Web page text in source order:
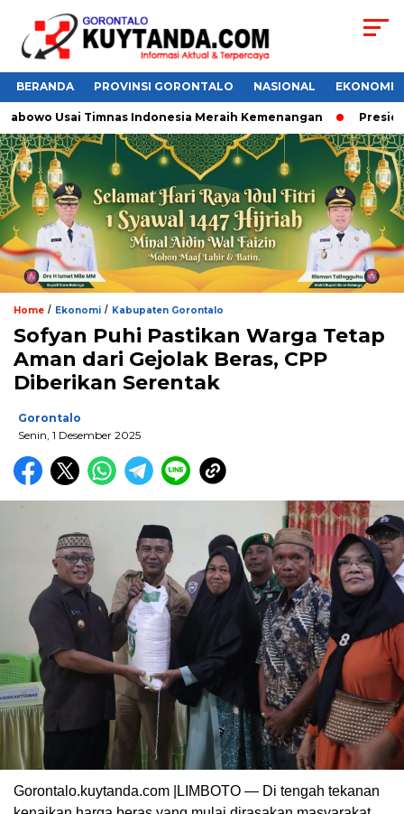
BERANDA PROVINSI GORONTALO NASIONAL EKONOMI
Usai Timnas Indonesia Meraih Kemenangan Presiden
Home / Ekonomi / Kabupaten Gorontalo
Sofyan Puhi Pastikan Warga Tetap
Aman dari Gejolak Beras, CPP
Diberikan Serentak
Gorontalo
Senin, 1 Desember 2025
Gorontalo.kuytanda.com |LIMBOTO — Di tengah tekanan